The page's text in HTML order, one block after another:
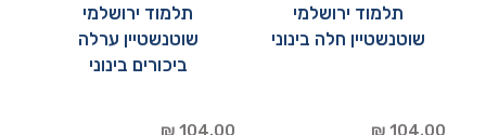
תלמוד ירושלמי
שוטנשטיין חלה בינוני
104.00 ₪
תלמוד ירושלמי
שוטנשטיין ערלה
ביכורים בינוני
104.00 ₪